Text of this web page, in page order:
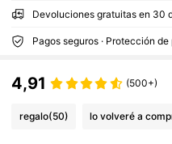
Devoluciones gratuitas en 30
Pagos seguros · Protección
4,91 (500+)
regalo(50) lo volveré a